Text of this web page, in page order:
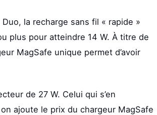
la recharge sans fil « rapide »
plus pour atteindre 14 W. À titre de
MagSafe unique permet d’avoir
de 27 W. Celui qui s’en
ajoute le prix du chargeur MagSafe